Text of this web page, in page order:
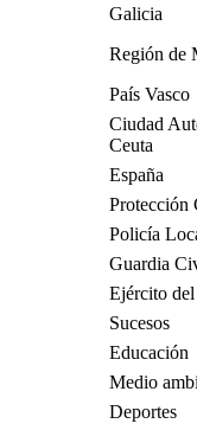
Galicia
Región de
País Vasco
Ciudad
Ceuta
España
Protección
Policía
Guardia
Ejército
Sucesos
Educación
Medio
Deportes